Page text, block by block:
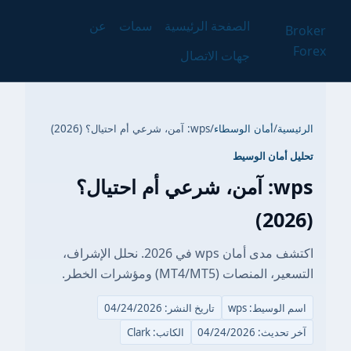
Broker
Forex
الصفحة الرئيسية سمات
عن
جهات الاتصال
الرئيسية/أمان الوسطاء/wps: آمن، شرعي أم احتيال؟ (2026)
تحليل أمان الوسيط
wps: آمن، شرعي أم احتيال؟
(2026)
اكتشف مدى أمان wps في 2026. نحلل الإشراف،
التسعير، المنصات (MT4/MT5) ومؤشرات الخطر.
اسم الوسيط: wps
تاريخ النشر: 04/24/2026
آخر تحديث: 04/24/2026
الكاتب: Clark